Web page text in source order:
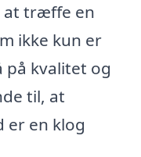
at træffe en
ikke kun er
på kvalitet og
til, at
er en klog